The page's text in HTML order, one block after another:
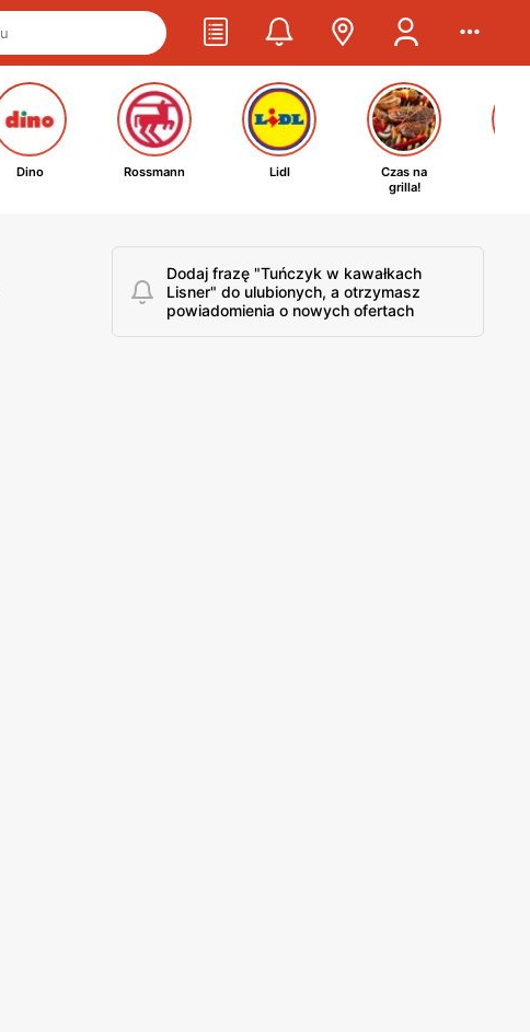
Dino Rossmann Lidl
Czas na
grilla!
Dodaj frazę "Tuńczyk w kawałkach
Lisner" do ulubionych, a otrzymasz
powiadomienia o nowych ofertach